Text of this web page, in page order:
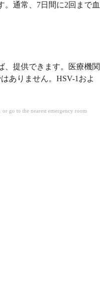
通常、7日間に2回まで血
、提供できます。医療機関
ありません。HSV-1およ
go to the nearest emergency room